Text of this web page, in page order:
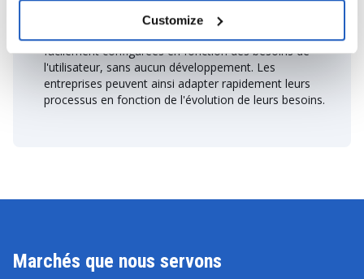
Customize
Flexibilité accrue
facilement configurées en fonction des besoins de
l'utilisateur, sans aucun développement. Les
entreprises peuvent ainsi adapter rapidement leurs
processus en fonction de l'évolution de leurs besoins.
Marchés que nous servons